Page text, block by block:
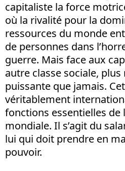
capitaliste la force
où la rivalité pour la
ressources du monde
de personnes dans
guerre. Mais face aux
autre classe sociale, plus
puissante que jamais.
véritablement
fonctions essentielles de
mondiale. Il s’agit du
lui qui doit prendre en
pouvoir.